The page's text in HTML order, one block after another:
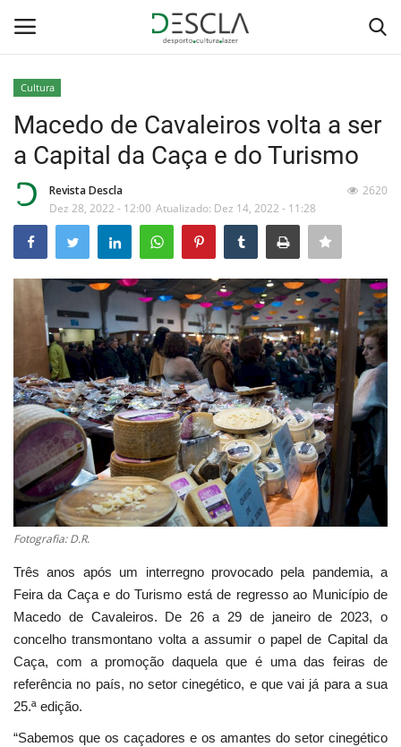
Home
...by Descla
Desporto
Contactos
Sobre Nós
Educação
Estatuto Editorial
Saúde
Ficha técnica
Cultura
Lazer
Ambiente
Cultura
Macedo de Cavaleiros volta a ser
a Capital da Caça e do Turismo
Revista Descla
Dez 28, 2022 - 12:00 Atualizado: Dez 14, 2022 - 11:28
2620
Fotografia: D.R.
Três anos após um interregno provocado pela pandemia, a
Feira da Caça e do Turismo está de regresso ao Município de
Macedo de Cavaleiros. De 26 a 29 de janeiro de 2023, o
concelho transmontano volta a assumir o papel de Capital da
Caça, com a promoção daquela que é uma das feiras de
referência no país, no setor cinegético, e que vai já para a sua
25.ª edição.
“Sabemos que os caçadores e os amantes do setor cinegético